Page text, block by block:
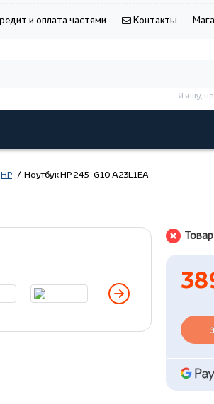
и оплата частями Контакты
Я ищу,
HP Ноутбук HP 245-G10 A23L1EA